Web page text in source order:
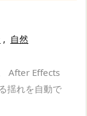
, 自然
After Effects
揺れを自動で